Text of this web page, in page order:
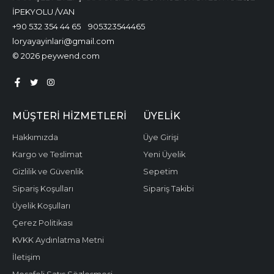
İPEKYOLU /VAN
+90 532 354 44 65
905323544465
loryayayinlari@gmail.com
© 2026 peywend.com
MÜŞTERI HIZMETLERI
Hakkımızda
Kargo ve Teslimat
Gizlilik ve Güvenlik
Sipariş Koşulları
Üyelik Koşulları
Çerez Politikası
KVKK Aydınlatma Metni
İletişim
ÜYELIK
Üye Girişi
Yeni Üyelik
Sepetim
Sipariş Takibi